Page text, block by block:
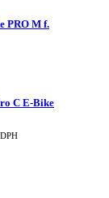
PRO M f.
C E-Bike